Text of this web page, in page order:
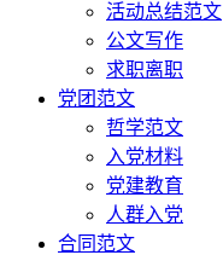
活动总结范文
公文写作
求职离职
党团范文
哲学范文
入党材料
党建教育
人群入党
合同范文